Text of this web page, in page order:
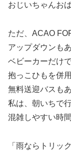
おじいちゃんお
ただ、ACAO
アップダウンも
ベビーカーだけ
抱っこひもを併
無料送迎バスも
私は、朝いちで行
混雑しやすい時
「雨ならトリッ